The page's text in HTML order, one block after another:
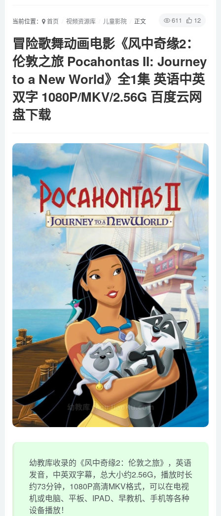
611 12
当前位置： 首页 视频资源库 儿童影院 正文
冒险歌舞动画电影《风中奇缘2：
伦敦之旅 Pocahontas II: Journey
to a New World》全1集 英语中英
双字 1080P/MKV/2.56G 百度云网
盘下载
幼教库收录的《风中奇缘2：伦敦之旅》，英语
发音，中英双字幕，总大小约2.56G，播放时长
约73分钟，1080P高清MKV格式，可以在电视
机或电脑、平板、IPAD、早教机、手机等各种
设备播放！